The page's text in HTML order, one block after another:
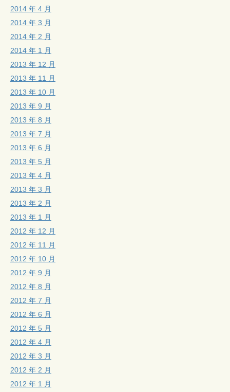
2014 年 4 月
2014 年 3 月
2014 年 2 月
2014 年 1 月
2013 年 12 月
2013 年 11 月
2013 年 10 月
2013 年 9 月
2013 年 8 月
2013 年 7 月
2013 年 6 月
2013 年 5 月
2013 年 4 月
2013 年 3 月
2013 年 2 月
2013 年 1 月
2012 年 12 月
2012 年 11 月
2012 年 10 月
2012 年 9 月
2012 年 8 月
2012 年 7 月
2012 年 6 月
2012 年 5 月
2012 年 4 月
2012 年 3 月
2012 年 2 月
2012 年 1 月